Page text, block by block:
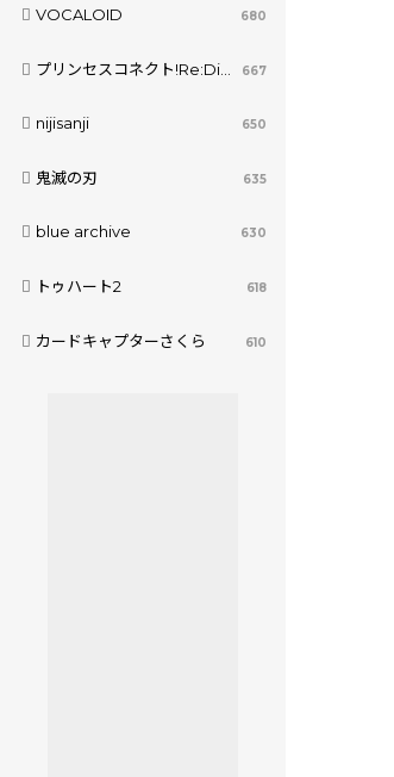
VOCALOID 680
プリンセスコネクト!Re:Dive 667
nijisanji 650
鬼滅の刃 635
blue archive 630
トゥハート2 618
カードキャプターさくら 610